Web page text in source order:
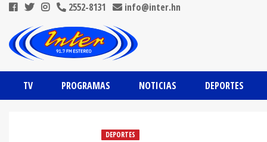
2552-8131 info@inter.hn
TV PROGRAMAS NOTICIAS DEPORTES
DEPORTES